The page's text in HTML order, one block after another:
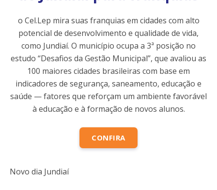
o Cel.Lep mira suas franquias em cidades com alto
potencial de desenvolvimento e qualidade de vida,
como Jundiaí. O município ocupa a 3ª posição no
estudo “Desafios da Gestão Municipal”, que avaliou as
100 maiores cidades brasileiras com base em
indicadores de segurança, saneamento, educação e
saúde — fatores que reforçam um ambiente favorável
à educação e à formação de novos alunos.
CONFIRA
Novo dia Jundiaí